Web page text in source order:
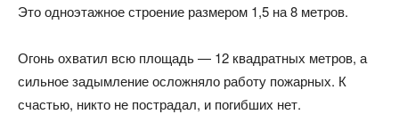
Это одноэтажное строение размером 1,5 на 8 метров.
Огонь охватил всю площадь — 12 квадратных метров, а
сильное задымление осложняло работу пожарных. К
счастью, никто не пострадал, и погибших нет.